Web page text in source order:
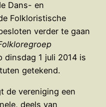
Dans- en
Folkloristische
verder te gaan
dinsdag 1 juli 2014 is
getekend.
de vereniging een
deels van